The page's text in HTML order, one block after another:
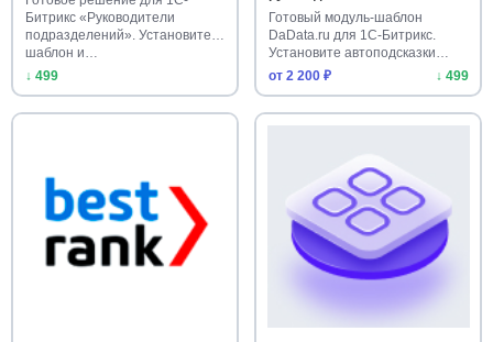
Битрикс «Руководители
подразделений». Установите
шаблон и…
↓ 499
Готовый модуль-шаблон
DaData.ru для 1С-Битрикс.
Установите автоподсказки
адресов…
от 2 200 ₽ ↓ 499